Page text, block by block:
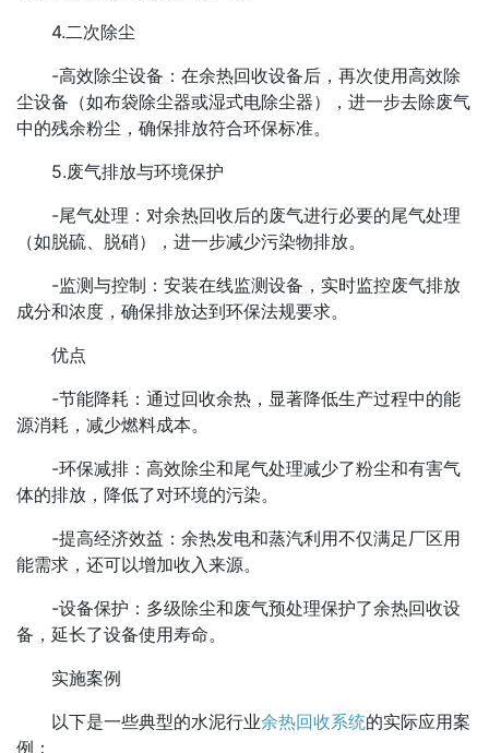
4.二次除尘
-高效除尘设备：在余热回收设备后，再次使用高效除
尘设备（如布袋除尘器或湿式电除尘器），进一步去除废气
中的残余粉尘，确保排放符合环保标准。
5.废气排放与环境保护
-尾气处理：对余热回收后的废气进行必要的尾气处理
（如脱硫、脱硝），进一步减少污染物排放。
-监测与控制：安装在线监测设备，实时监控废气排放
成分和浓度，确保排放达到环保法规要求。
优点
-节能降耗：通过回收余热，显著降低生产过程中的能
源消耗，减少燃料成本。
-环保减排：高效除尘和尾气处理减少了粉尘和有害气
体的排放，降低了对环境的污染。
-提高经济效益：余热发电和蒸汽利用不仅满足厂区用
能需求，还可以增加收入来源。
-设备保护：多级除尘和废气预处理保护了余热回收设
备，延长了设备使用寿命。
实施案例
以下是一些典型的水泥行业余热回收系统的实际应用案
例：